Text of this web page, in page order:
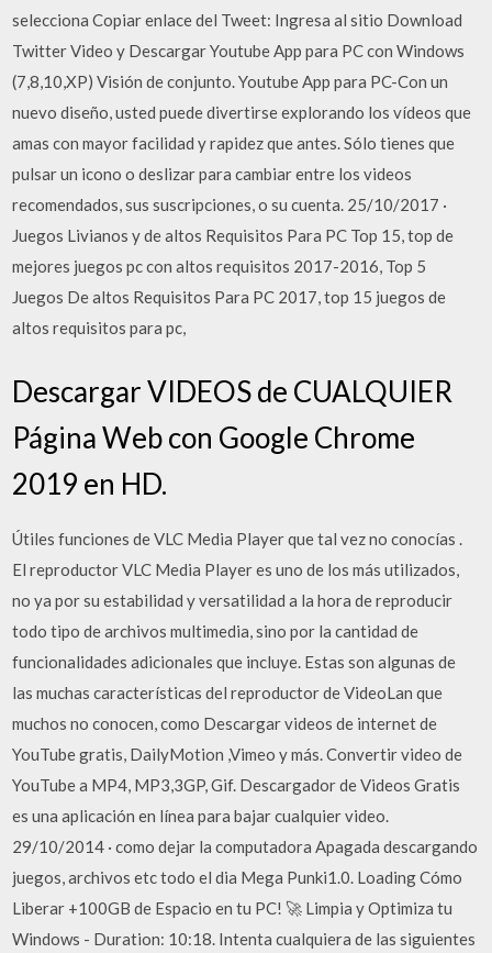
selecciona Copiar enlace del Tweet: Ingresa al sitio Download
Twitter Video y Descargar Youtube App para PC con Windows
(7,8,10,XP) Visión de conjunto. Youtube App para PC-Con un
nuevo diseño, usted puede divertirse explorando los vídeos que
amas con mayor facilidad y rapidez que antes. Sólo tienes que
pulsar un icono o deslizar para cambiar entre los videos
recomendados, sus suscripciones, o su cuenta. 25/10/2017 ·
Juegos Livianos y de altos Requisitos Para PC Top 15, top de
mejores juegos pc con altos requisitos 2017-2016, Top 5
Juegos De altos Requisitos Para PC 2017, top 15 juegos de
altos requisitos para pc,
Descargar VIDEOS de CUALQUIER
Página Web con Google Chrome
2019 en HD.
Útiles funciones de VLC Media Player que tal vez no conocías .
El reproductor VLC Media Player es uno de los más utilizados,
no ya por su estabilidad y versatilidad a la hora de reproducir
todo tipo de archivos multimedia, sino por la cantidad de
funcionalidades adicionales que incluye. Estas son algunas de
las muchas características del reproductor de VideoLan que
muchos no conocen, como Descargar videos de internet de
YouTube gratis, DailyMotion ,Vimeo y más. Convertir video de
YouTube a MP4, MP3,3GP, Gif. Descargador de Videos Gratis
es una aplicación en línea para bajar cualquier video.
29/10/2014 · como dejar la computadora Apagada descargando
juegos, archivos etc todo el dia Mega Punki1.0. Loading Cómo
Liberar +100GB de Espacio en tu PC! 🚀 Limpia y Optimiza tu
Windows - Duration: 10:18. Intenta cualquiera de las siguientes